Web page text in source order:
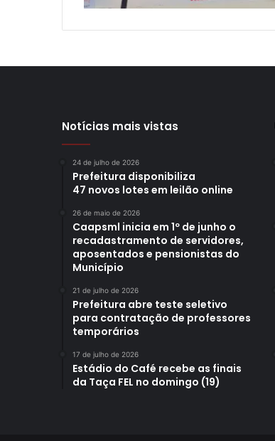
Notícias mais vistas
24 de julho de 2026
Prefeitura disponibiliza
47 novos lotes em leilão online
26 de maio de 2026
Caapsml inicia em 1º de junho o
recadastramento de servidores,
aposentados e pensionistas do
Município
21 de julho de 2026
Prefeitura abre teste seletivo
para contratação de professores
temporários
17 de julho de 2026
Estádio do Café recebe as finais
da Taça FEL no domingo (19)